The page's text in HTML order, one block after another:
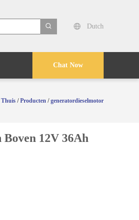
Dutch
Chat Now
Thuis /Producten /generatordieselmotor
12V 36Ah